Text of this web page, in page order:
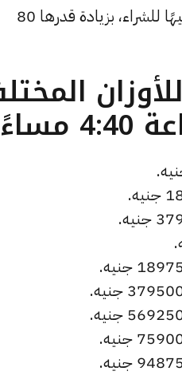
وارتفع سعر الجنيه الذهب ليسجل 30360 جنيهًا للبيع و30200 جنيهًا للشراء، بزيادة قدرها 80
عيار 21 الآن للأوزان